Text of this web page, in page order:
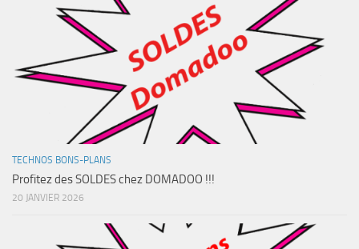
TECHNOS BONS-PLANS
Profitez des SOLDES chez DOMADOO !!!
20 JANVIER 2026